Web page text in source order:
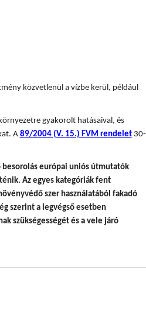
közvetlenül a vízbe kerül, például
gyakorolt hatásaival, és
A 89/2004 (V. 15.) FVM rendelet30-
európai uniós útmutatók
Az egyes kategóriák fent
szer használatából fakadó
szerint a legvégső esetben
szükségességét és a vele járó